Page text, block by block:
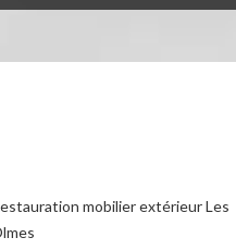
mobilier extérieur Les